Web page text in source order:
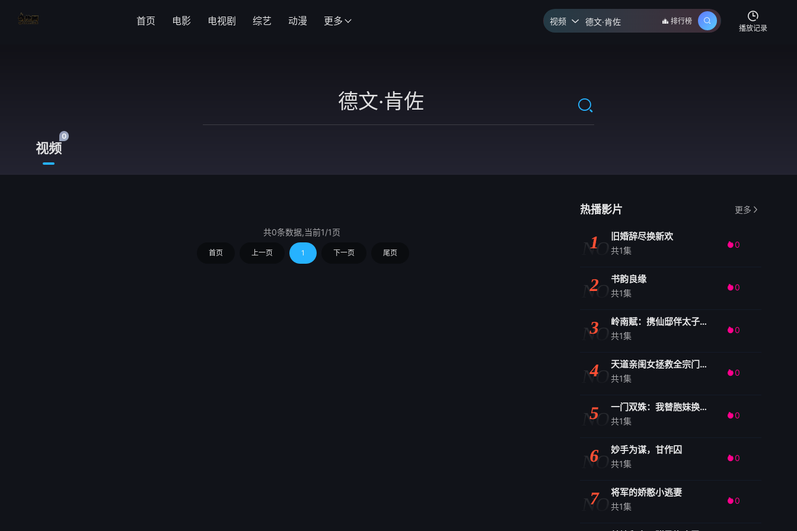
首页 电影 电视剧 综艺 动漫 更多 视频 
排行榜
播放记录
视频
0
共0条数据,当前1/1页
首页 上一页 1 下一页 尾页
热播影片 更多
NO
1 旧婚辞尽换新欢
共1集
0
NO
2 书韵良缘
共1集
0
NO
3 岭南赋：携仙邸伴太子归朝
共1集
0
NO
4 天道亲闺女拯救全宗门恋爱脑1
共1集
0
NO
5 一门双姝：我替胞妹换嫁和亲
共1集
0
NO
6 妙手为谋，甘作囚
共1集
0
NO
7 将军的娇憨小逃妻
共1集
0